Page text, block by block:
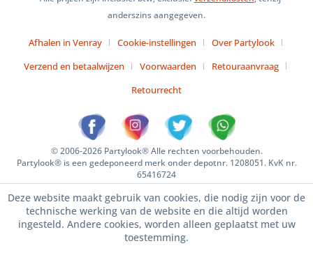
anderszins aangegeven.
Afhalen in Venray Cookie-instellingen
Over Partylook
Verzend en betaalwijzen
Voorwaarden
Retouraanvraag
Retourrecht
© 2006-2026 Partylook® Alle rechten voorbehouden.
Partylook® is een gedeponeerd merk onder depotnr. 1208051. KvK nr.
65416724
Deze website maakt gebruik van cookies, die nodig zijn voor de
technische werking van de website en die altijd worden
ingesteld. Andere cookies, worden alleen geplaatst met uw
toestemming.